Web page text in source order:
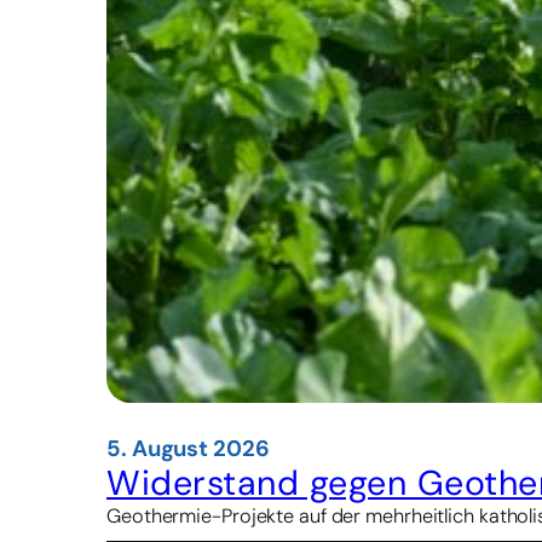
5. August 2026
Widerstand gegen
Geothermie-Projekte auf der mehrheitlich